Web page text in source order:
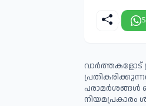
വാർത്തകളോട്
പരാമര്‍ശങ്ങള്‍
നിയമപ്രകാരം